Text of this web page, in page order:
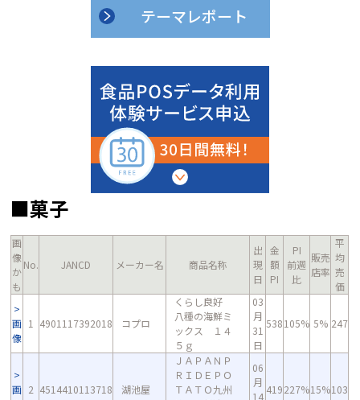
テーマレポート
■菓子
画
像
か
も
No. JANCD メーカー名 商品名称
出
現
日
金
額
PI
PI
前週
比
販売
店率
平
均
売
価
画
像
1 4901117392018 コプロ
くらし良好
八種の海鮮ミ
ックス １４
５ｇ
03
月
31
日
538105% 5% 247
画 2 4514410113718 湖池屋
ＪＡＰＡＮＰ
ＲＩＤＥＰＯ
ＴＡＴＯ九州
06
月
14
419227%15%103